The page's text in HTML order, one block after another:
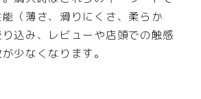
（薄さ、滑りにくさ、柔らか
込み、レビューや店頭での触感
少なくなります。